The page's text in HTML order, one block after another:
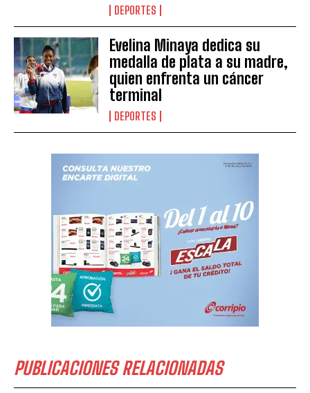
DEPORTES
Evelina Minaya dedica su
medalla de plata a su madre,
quien enfrenta un cáncer
terminal
DEPORTES
PUBLICACIONES RELACIONADAS